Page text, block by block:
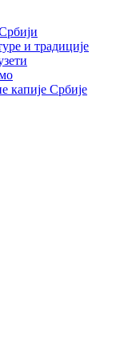
и традиције
капије Србије